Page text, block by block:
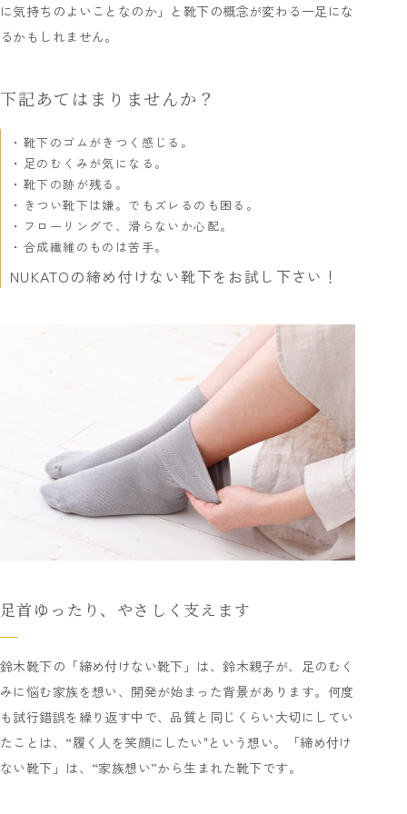
に気持ちのよいことなのか」と靴下の概念が変わる一足にな
るかもしれません。
下記あてはまりませんか？
靴下のゴムがきつく感じる。
足のむくみが気になる。
靴下の跡が残る。
きつい靴下は嫌。でもズレるのも困る。
フローリングで、滑らないか心配。
合成繊維のものは苦手。
NUKATOの締め付けない靴下をお試し下さい！
足首ゆったり、やさしく支えます
鈴木靴下の「締め付けない靴下」は、鈴木親子が、足のむく
みに悩む家族を想い、開発が始まった背景があります。何度
も試行錯誤を繰り返す中で、品質と同じくらい大切にしてい
たことは、“履く人を笑顔にしたい"という想い。「締め付け
ない靴下」は、“家族想い”から生まれた靴下です。